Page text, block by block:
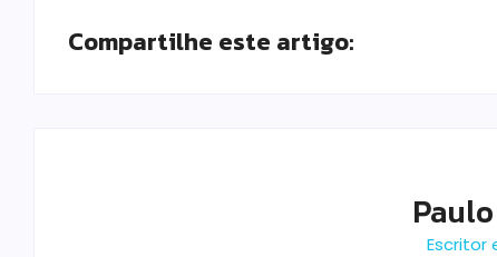
Compartilhe este artigo:
Escritor